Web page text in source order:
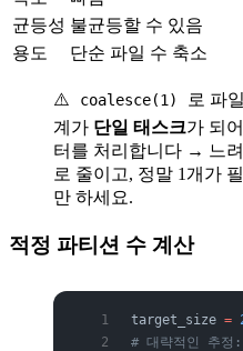
균등성 불균등할 수 있음
용도
단순 파일 수 축소
⚠️ coalesce(1)
로 파
계가 단일 태스크가 되
터를 처리합니다 → 느
로 줄이고, 정말 1개가
만 하세요.
적정 파티션 수 계산
target_size =
# 대략적인 추